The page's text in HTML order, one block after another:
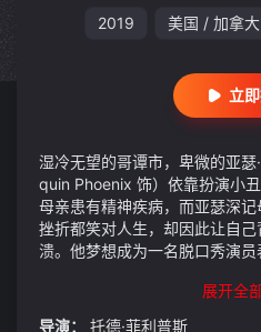
2019 美国 / 加拿大
立
湿冷无望的哥谭市，卑微的亚瑟
quin Phoenix 饰）依靠扮演小
母亲患有精神疾病，而亚瑟深
挫折都笑对人生，却因此让自
溃。他梦想成为一名脱口秀演
见母亲的秘密，又使他心中燃
面的父亲的殷切渴望。命运习惯
展开全
导演：
托德·菲利普斯